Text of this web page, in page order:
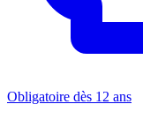
Obligatoire dès 12 ans